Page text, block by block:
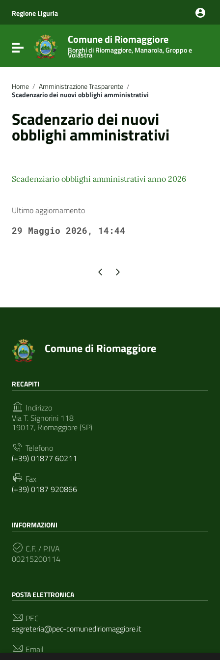
Vai al menu di navigazione
Vai al footer
Regione Liguria
Attiva / disattiva la navigazione
Comune di Riomaggiore
Borghi di Riomaggiore, Manarola, Groppo e
Volastra
Home / Amministrazione Trasparente /
Scadenzario dei nuovi obblighi amministrativi
Scadenzario dei nuovi
obblighi amministrativi
Scadenziario obblighi amministrativi anno 2026
Ultimo aggiornamento
29 Maggio 2026, 14:44
Pagina precedente
Pagina successiva
Comune di Riomaggiore
RECAPITI
Indirizzo
Via T. Signorini 118
19017, Riomaggiore (SP)
Telefono
(+39) 01877 60211
Fax
(+39) 0187 920866
INFORMAZIONI
C.F. / P.IVA
00215200114
POSTA ELETTRONICA
PEC
segreteria@pec-comunediriomaggiore.it
Email